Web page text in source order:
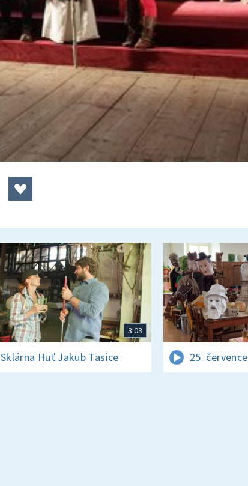
3:03
Sklárna Huť Jakub Tasice 25. července